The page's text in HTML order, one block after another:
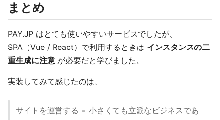
まとめ
PAY.JP はとても使いやすいサービスでしたが、
SPA（Vue / React）で利用するときは インスタンスの二
重生成に注意 が必要だと学びました。
実装してみて感じたのは、
サイトを運営する = 小さくても立派なビジネスであ